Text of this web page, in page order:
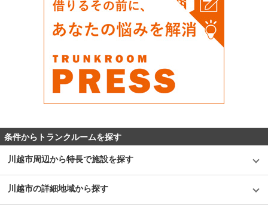
条件からトランクルームを探す
川越市周辺から特長で施設を探す
川越市の詳細地域から探す